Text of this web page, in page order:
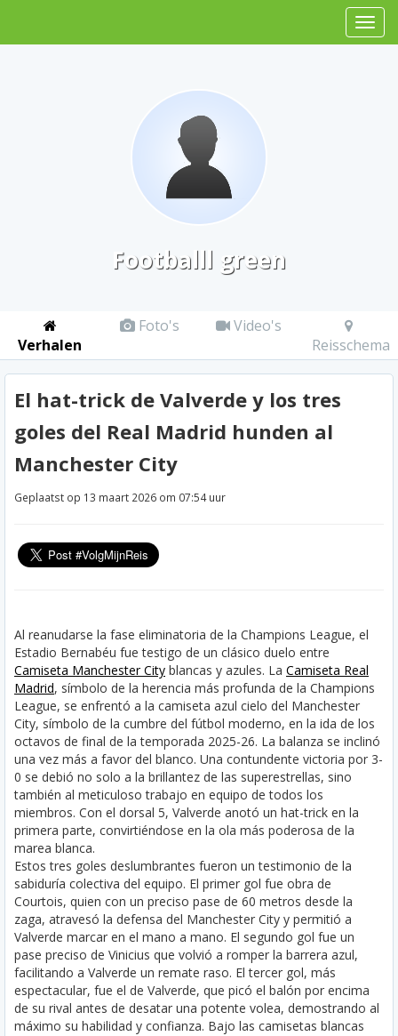
Footballl green
Verhalen
Foto's
Video's
Reisschema
El hat-trick de Valverde y los tres
goles del Real Madrid hunden al
Manchester City
Geplaatst op 13 maart 2026 om 07:54 uur
Al reanudarse la fase eliminatoria de la Champions League, el
Estadio Bernabéu fue testigo de un clásico duelo entre
Camiseta Manchester City blancas y azules. La Camiseta Real
Madrid, símbolo de la herencia más profunda de la Champions
League, se enfrentó a la camiseta azul cielo del Manchester
City, símbolo de la cumbre del fútbol moderno, en la ida de los
octavos de final de la temporada 2025-26. La balanza se inclinó
una vez más a favor del blanco. Una contundente victoria por 3-
0 se debió no solo a la brillantez de las superestrellas, sino
también al meticuloso trabajo en equipo de todos los
miembros. Con el dorsal 5, Valverde anotó un hat-trick en la
primera parte, convirtiéndose en la ola más poderosa de la
marea blanca.
Estos tres goles deslumbrantes fueron un testimonio de la
sabiduría colectiva del equipo. El primer gol fue obra de
Courtois, quien con un preciso pase de 60 metros desde la
zaga, atravesó la defensa del Manchester City y permitió a
Valverde marcar en el mano a mano. El segundo gol fue un
pase preciso de Vinicius que volvió a romper la barrera azul,
facilitando a Valverde un remate raso. El tercer gol, más
espectacular, fue el de Valverde, que picó el balón por encima
de su rival antes de desatar una potente volea, demostrando al
máximo su habilidad y confianza. Bajo las camisetas blancas